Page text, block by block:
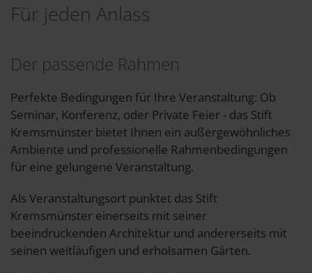
Für jeden Anlass
Der passende Rahmen
Perfekte Bedingungen für Ihre Veranstaltung: Ob
Seminar, Konferenz, oder Private Feier - das Stift
Kremsmünster bietet Ihnen ein außergewöhnliches
Ambiente und professionelle Rahmenbedingungen
für eine gelungene Veranstaltung.
Als Veranstaltungsort punktet das Stift
Kremsmünster einerseits mit seiner
beeindruckenden Architektur und andererseits mit
seinen weitläufigen und erholsamen Gärten.